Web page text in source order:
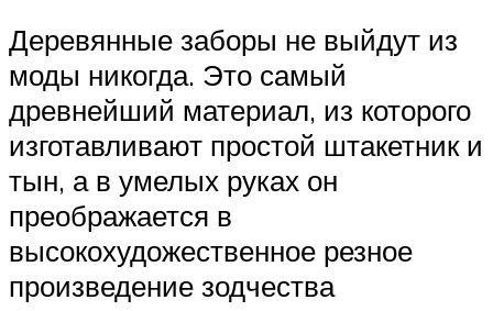
Деревянные заборы не выйдут из
моды никогда. Это самый
древнейший материал, из которого
изготавливают простой штакетник и
тын, а в умелых руках он
преображается в
высокохудожественное резное
произведение зодчества